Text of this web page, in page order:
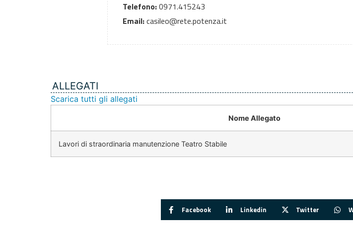
Telefono:0971.415243
Email:casileo@rete.potenza.it
ALLEGATI
Scarica tutti gli allegati
Nome Allegato
Lavori di straordinaria manutenzione Teatro Stabile
Facebook Linkedin Twitter